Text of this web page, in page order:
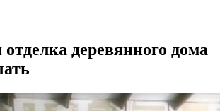
деревянного дома